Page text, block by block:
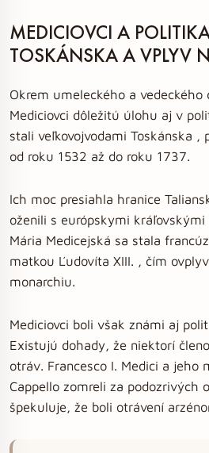
MEDICIOVCI A
TOSKÁNSKA A VPLYV
Okrem umeleckého a vedeckého
Mediciovci dôležitú úlohu aj v
stali veľkovojvodami Toskánska ,
od roku 1532 až do roku 1737.
Ich moc presiahla hranice
oženili s európskymi
Mária Medicejská sa stala
matkou Ľudovíta XIII. , čím
monarchiu.
Mediciovci boli však známi aj
Existujú dohady, že niektorí
otráv. Francesco I. Medici a jeho
Cappello zomreli za podozrivých
špekuluje, že boli otrávení